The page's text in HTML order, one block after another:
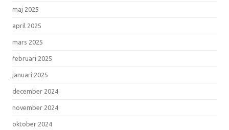
maj 2025
april 2025
mars 2025
februari 2025
januari 2025
december 2024
november 2024
oktober 2024